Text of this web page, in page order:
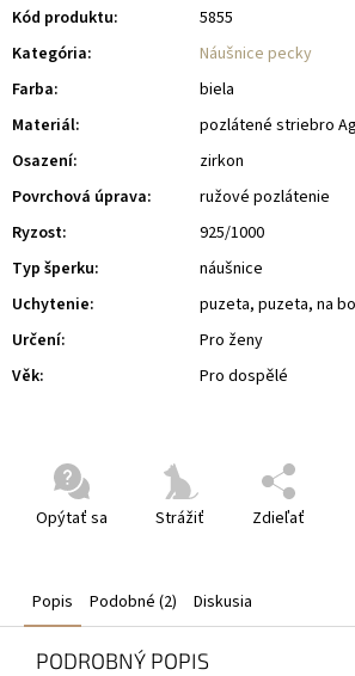
Opýtať sa Strážiť Zdieľať
Kód produktu:
5855
Kategória:
Náušnice pecky
Farba:
biela
Materiál:
pozlátené striebro
Osazení:
zirkon
Povrchová úprava:
ružové pozlátenie
Ryzost:
925/1000
Typ šperku:
náušnice
Uchytenie:
puzeta, puzeta, na
Určení:
Pro ženy
Věk: Pro dospělé
Popis Podobné (2) Diskusia
PODROBNÝ POPIS